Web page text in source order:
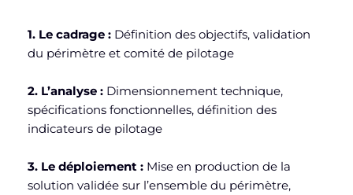
1. Le cadrage : Définition des objectifs, validation
du périmètre et comité de pilotage
2. L’analyse : Dimensionnement technique,
spécifications fonctionnelles, définition des
indicateurs de pilotage
3. Le déploiement : Mise en production de la
solution validée sur l’ensemble du périmètre,